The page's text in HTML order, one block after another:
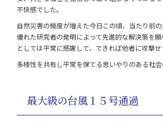
不快感でした。
自然災害の頻度が増えた今日この頃、当たり前
優れた研究者の発明によって先進的な解決策を
としては平常に感謝して、できれば他者に攻撃
多様性を共有し平常を保てる思いやりのある社会
最大級の台風１５号通過